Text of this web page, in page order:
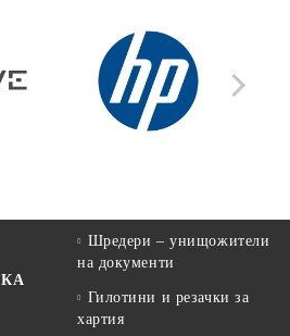
Шредери – унищожители
на документи
Гилотини и резачки за
хартия